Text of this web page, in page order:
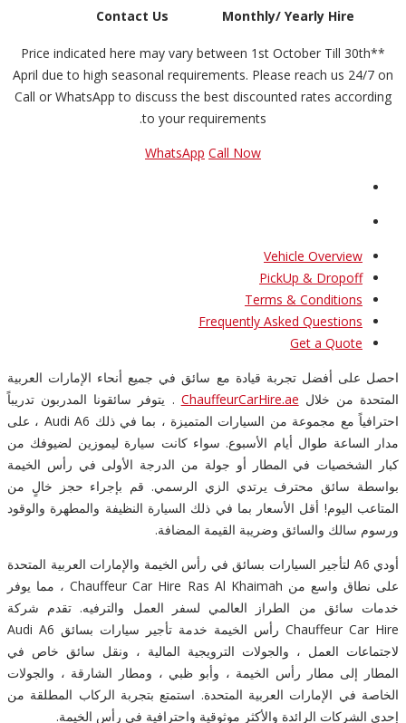
Monthly/ Yearly Hire
Contact Us
**Price indicated here may vary between 1st October Till 30th
April due to high seasonal requirements. Please reach us 24/7 on
Call or WhatsApp to discuss the best discounted rates according
to your requirements.
WhatsApp Call Now
Vehicle Overview
PickUp & Dropoff
Terms & Conditions
Frequently Asked Questions
Get a Quote
احصل على أفضل تجربة قيادة مع سائق في جميع أنحاء الإمارات العربية
المتحدة من خلال ChauffeurCarHire.ae . يتوفر سائقونا المدربون تدريباً
احترافياً مع مجموعة من السيارات المتميزة ، بما في ذلك Audi A6 ، على
مدار الساعة طوال أيام الأسبوع. سواء كانت سيارة ليموزين لضيوفك من
كبار الشخصيات في المطار أو جولة من الدرجة الأولى في رأس الخيمة
بواسطة سائق محترف يرتدي الزي الرسمي. قم بإجراء حجز خالٍ من
المتاعب اليوم! أقل الأسعار بما في ذلك السيارة النظيفة والمطهرة والوقود
ورسوم سالك والسائق وضريبة القيمة المضافة.
أودي A6 لتأجير السيارات بسائق في رأس الخيمة والإمارات العربية المتحدة
على نطاق واسع من Chauffeur Car Hire Ras Al Khaimah ، مما يوفر
خدمات سائق من الطراز العالمي لسفر العمل والترفيه. تقدم شركة
Chauffeur Car Hire رأس الخيمة خدمة تأجير سيارات بسائق Audi A6
لاجتماعات العمل ، والجولات الترويجية المالية ، ونقل سائق خاص في
المطار إلى مطار رأس الخيمة ، وأبو ظبي ، ومطار الشارقة ، والجولات
الخاصة في الإمارات العربية المتحدة. استمتع بتجربة الركاب المطلقة من
إحدى الشركات الرائدة والأكثر موثوقية واحترافية في رأس الخيمة.